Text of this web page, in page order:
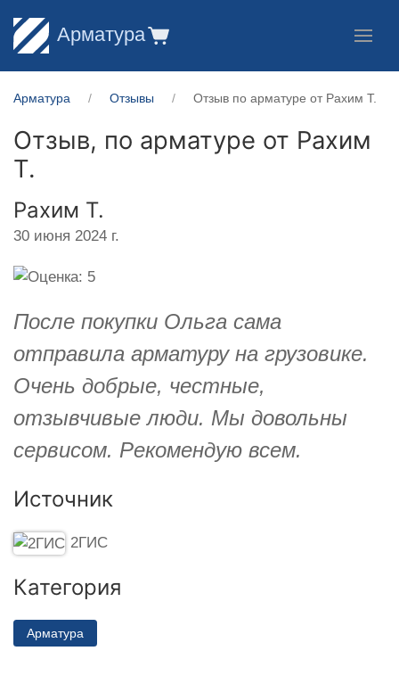
Арматура
Арматура Отзывы Отзыв по арматуре от Рахим Т.
Отзыв, по арматуре от Рахим
Т.
Рахим Т.
30 июня 2024 г.
После покупки Ольга сама
отправила арматуру на грузовике.
Очень добрые, честные,
отзывчивые люди. Мы довольны
сервисом. Рекомендую всем.
Источник
2ГИС
Категория
Арматура